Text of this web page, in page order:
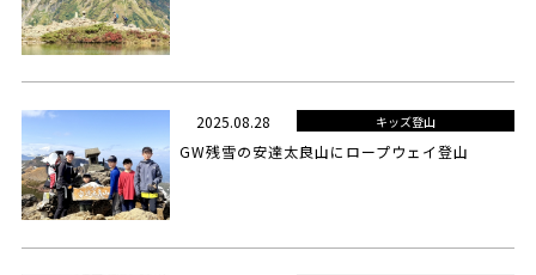
2025.08.28 キッズ登山
GW残雪の安達太良山にロープウェイ登山